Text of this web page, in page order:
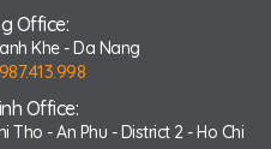
Office:
Khe - Da Nang
Office:
Tho - An Phu - District 2 - Ho Chi